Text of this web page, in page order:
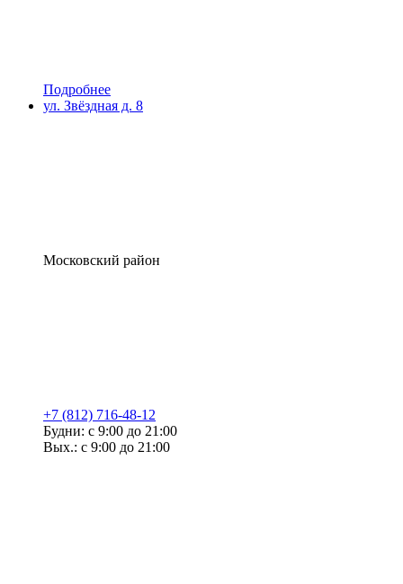
Подробнее
ул. Звёздная д. 8
Московский район
+7 (812) 716-48-12
Будни: с 9:00 до 21:00
Вых.: с 9:00 до 21:00